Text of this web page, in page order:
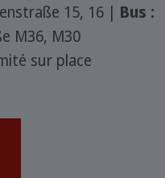
15, 16 | Bus :
M36, M30
sur place